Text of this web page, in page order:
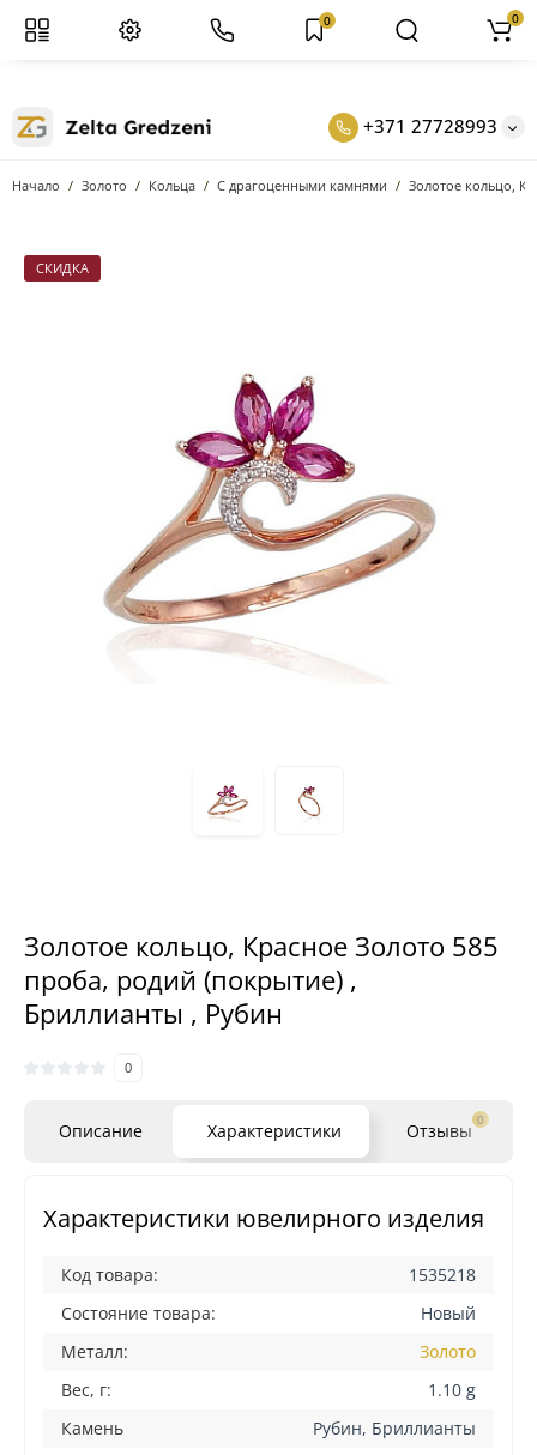
+371 27728993
0 0
Начало Золото Кольцa С драгоценными камнями Золотое кольцо,
СКИДКА
Золотое кольцо, Красное Золото 585
проба, родий (покрытие) ,
Бриллианты , Рубин
0
Описание Характеристики Отзывы 0
Характеристики ювелирного изделия
Код товара:
1535218
Состояние товара:
Новый
Металл:
Золото
Вес, г:
1.10 g
Камень
Рубин, Бриллианты